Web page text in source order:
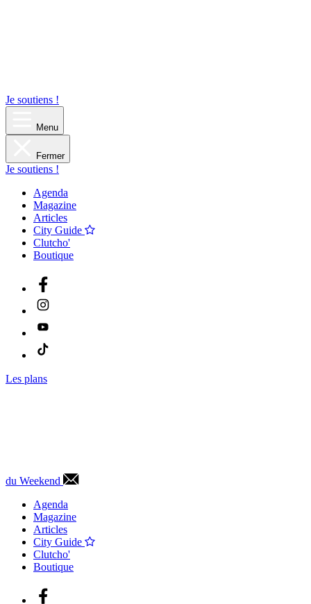
Je soutiens !
Menu
Fermer
Je soutiens !
Agenda
Magazine
Articles
City Guide
Clutcho'
Boutique
Les plans
du Weekend
Agenda
Magazine
Articles
City Guide
Clutcho'
Boutique